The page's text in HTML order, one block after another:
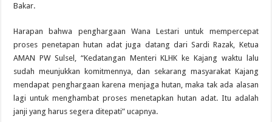
Bakar.
Harapan bahwa penghargaan Wana Lestari untuk mempercepat
proses penetapan hutan adat juga datang dari Sardi Razak, Ketua
AMAN PW Sulsel, “Kedatangan Menteri KLHK ke Kajang waktu lalu
sudah meunjukkan komitmennya, dan sekarang masyarakat Kajang
mendapat penghargaan karena menjaga hutan, maka tak ada alasan
lagi untuk menghambat proses menetapkan hutan adat. Itu adalah
janji yang harus segera ditepati” ucapnya.